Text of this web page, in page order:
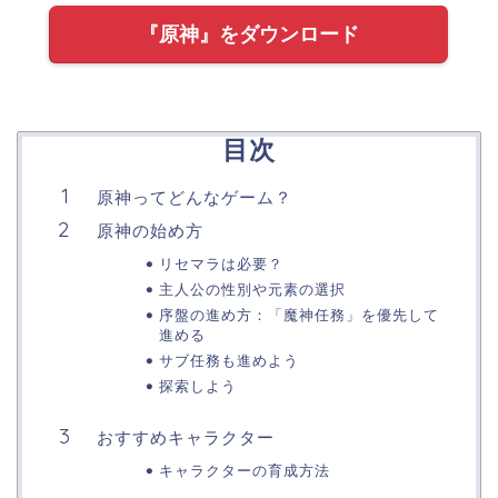
『原神』をダウンロード
目次
原神ってどんなゲーム？
原神の始め方
リセマラは必要？
主人公の性別や元素の選択​
序盤の進め方：「魔神任務」を優先して
進める
サブ任務も進めよう
探索しよう
おすすめキャラクター
キャラクターの育成方法​